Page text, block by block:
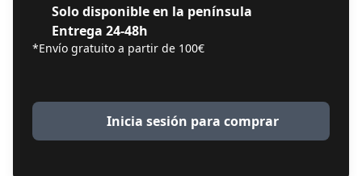
Solo disponible en la península
Entrega 24-48h
*Envío gratuito a partir de 100€
Inicia sesión para comprar